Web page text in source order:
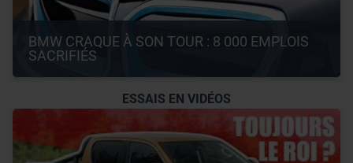
BMW CRAQUE À SON TOUR : 8 000 EMPLOIS
SACRIFIÉS
ESSAIS EN VIDÉOS